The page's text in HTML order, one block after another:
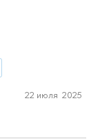
22 июля 2025